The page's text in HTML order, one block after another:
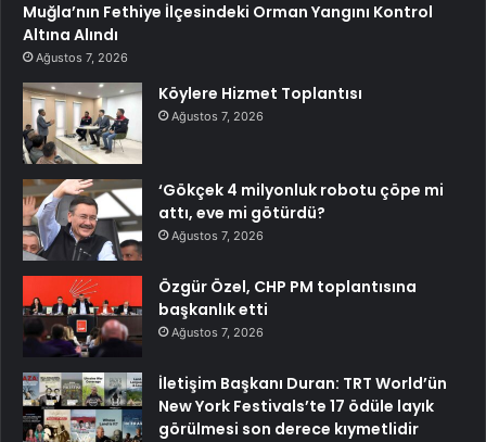
Muğla’nın Fethiye İlçesindeki Orman Yangını Kontrol
Altına Alındı
Ağustos 7, 2026
Köylere Hizmet Toplantısı
Ağustos 7, 2026
‘Gökçek 4 milyonluk robotu çöpe mi
attı, eve mi götürdü?
Ağustos 7, 2026
Özgür Özel, CHP PM toplantısına
başkanlık etti
Ağustos 7, 2026
İletişim Başkanı Duran: TRT World’ün
New York Festivals’te 17 ödüle layık
görülmesi son derece kıymetlidir